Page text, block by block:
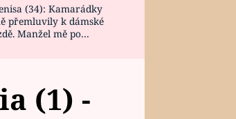
(34): Kamarádky
přemluvily k dámské
Manžel mě po
(1) -